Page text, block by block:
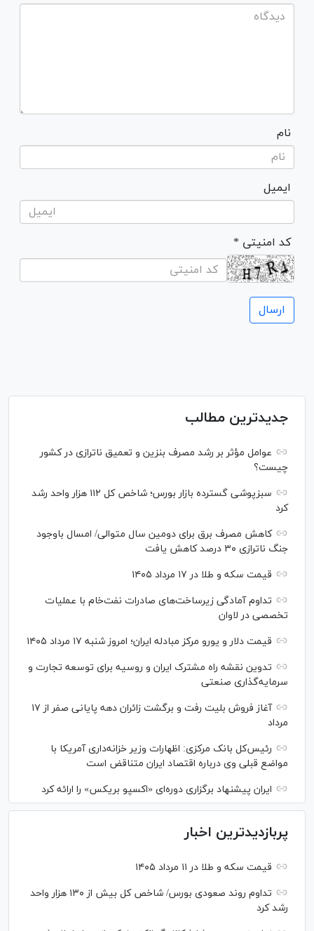
نام
ایمیل
* کد امنیتی
جدیدترین مطالب
عوامل مؤثر بر رشد مصرف بنزین و تعمیق ناترازی در کشور
چیست؟
سبزپوشی گسترده بازار بورس؛ شاخص کل ۱۱۲ هزار واحد رشد
کرد
کاهش مصرف برق برای دومین سال متوالی/ امسال باوجود
جنگ ناترازی ۳۰ درصد کاهش یافت
قیمت سکه و طلا در ۱۷ مرداد ۱۴۰۵
تداوم آمادگی زیرساخت‌های صادرات نفت‌خام با عملیات
تخصصی در لاوان
قیمت دلار و یورو مرکز مبادله ایران؛ امروز شنبه ۱۷ مرداد ۱۴۰۵
تدوین نقشه راه مشترک ایران و روسیه برای توسعه تجارت و
سرمایه‌گذاری صنعتی
آغاز فروش بلیت رفت و برگشت زائران دهه پایانی صفر از ۱۷
مرداد
رئیس‌کل بانک مرکزی: اظهارات وزیر خزانه‌داری آمریکا با
مواضع قبلی وی درباره اقتصاد ایران متناقض است
ایران پیشنهاد برگزاری دوره‌ای «اکسپو بریکس» را ارائه کرد
پربازدیدترین اخبار
قیمت سکه و طلا در ۱۱ مرداد ۱۴۰۵
تداوم روند صعودی بورس/ شاخص کل بیش از ۱۳۰ هزار واحد
رشد کرد